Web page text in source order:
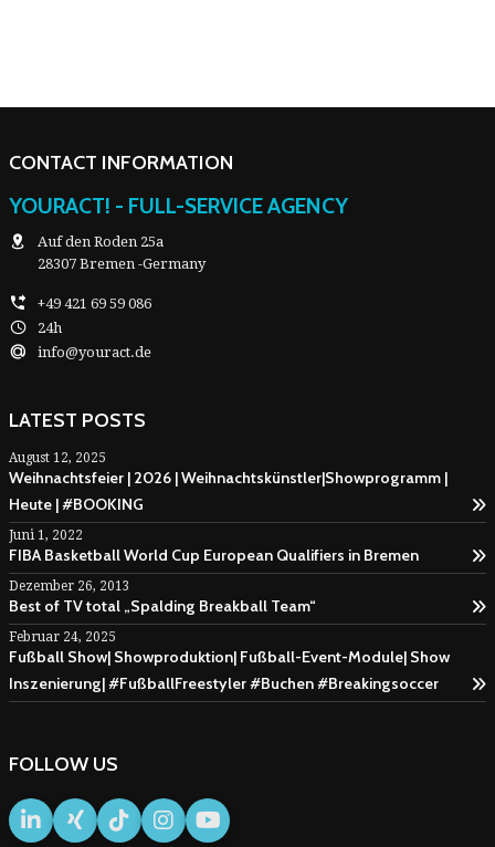
CONTACT INFORMATION
YOURACT! - FULL-SERVICE AGENCY
Auf den Roden 25a
28307 Bremen -Germany
+49 421 69 59 086
24h
info@youract.de
LATEST POSTS
August 12, 2025
Weihnachtsfeier | 2026 | Weihnachtskünstler|Showprogramm |
Heute | #BOOKING
Juni 1, 2022
FIBA Basketball World Cup European Qualifiers in Bremen
Dezember 26, 2013
Best of TV total „Spalding Breakball Team“
Februar 24, 2025
Fußball Show| Showproduktion| Fußball-Event-Module| Show
Inszenierung| #FußballFreestyler #Buchen #Breakingsoccer
FOLLOW US